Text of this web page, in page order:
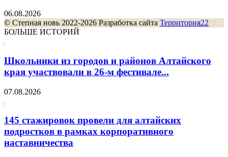
06.08.2026
© Степная новь 2022-2026 Разработка сайта Территория22
БОЛЬШЕ ИСТОРИЙ
Школьники из городов и районов Алтайского
края участвовали в 26-м фестивале...
07.08.2026
145 стажировок провели для алтайских
подростков в рамках корпоративного
наставничества